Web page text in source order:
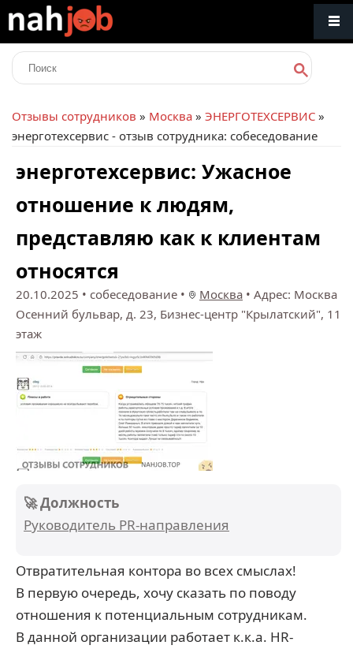
Отзывы сотрудников » Москва » ЭНЕРГОТЕХСЕРВИС »
энерготехсервис - отзыв сотрудника: собеседование
энерготехсервис: Ужасное
отношение к людям,
представляю как к клиентам
относятся
20.10.2025 • собеседование • Москва • Адрес: Москва
Осенний бульвар, д. 23, Бизнес-центр "Крылатский", 11
этаж
🚀 Должность
Руководитель PR-направления
Отвратительная контора во всех смыслах!
В первую очередь, хочу сказать по поводу
отношения к потенциальным сотрудникам.
В данной организации работает к.к.а. HR-